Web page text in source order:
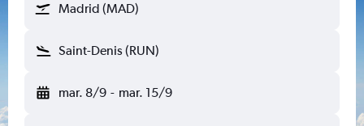
Madrid (MAD)
Saint-Denis (RUN)
mar. 8/9 - mar. 15/9